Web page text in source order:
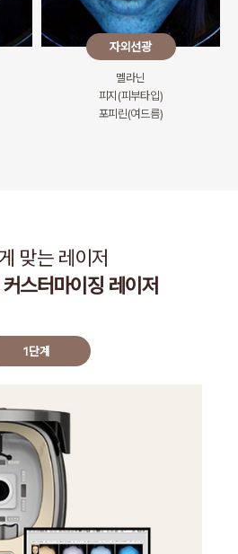
자외선광
멜라닌
피지(피부타입)
포피린(여드름)
맞는 레이저
스터마이징 레이저
1단계